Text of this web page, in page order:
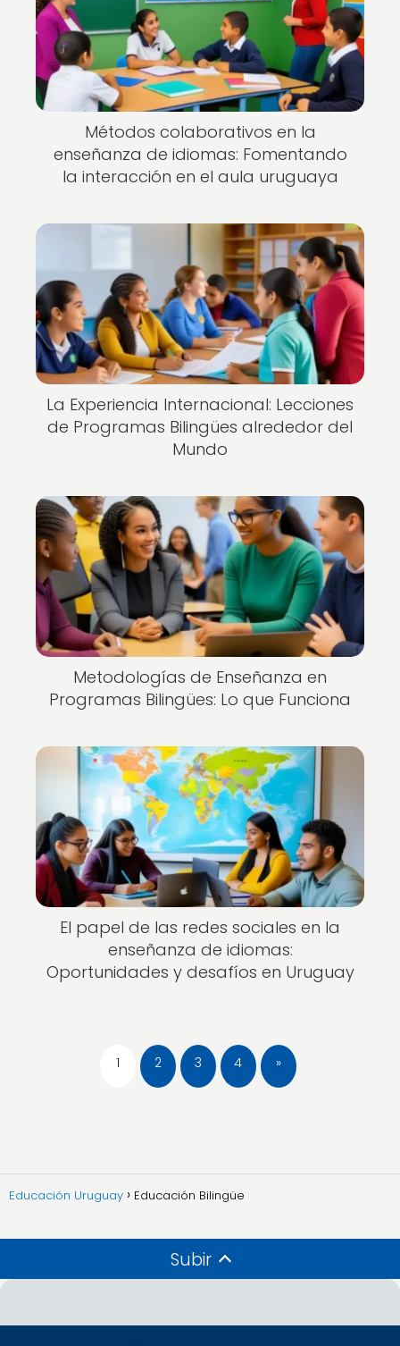
Métodos colaborativos en la
enseñanza de idiomas: Fomentando
la interacción en el aula uruguaya
La Experiencia Internacional: Lecciones
de Programas Bilingües alrededor del
Mundo
Metodologías de Enseñanza en
Programas Bilingües: Lo que Funciona
El papel de las redes sociales en la
enseñanza de idiomas:
Oportunidades y desafíos en Uruguay
1 2 3 4 »
Educación Uruguay Educación Bilingüe
Subir